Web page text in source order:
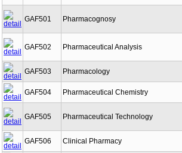
GAF501 Pharmacognosy
GAF502 Pharmaceutical Analysis
GAF503 Pharmacology
GAF504 Pharmaceutical Chemistry
GAF505 Pharmaceutical Technology
GAF506 Clinical Pharmacy